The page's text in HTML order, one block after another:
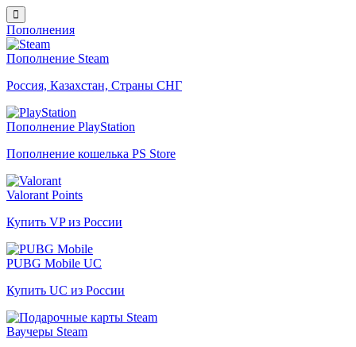
Пополнения
Пополнение Steam
Россия, Казахстан, Страны СНГ
Пополнение PlayStation
Пополнение кошелька PS Store
Valorant Points
Купить VP из России
PUBG Mobile UC
Купить UC из России
Ваучеры Steam